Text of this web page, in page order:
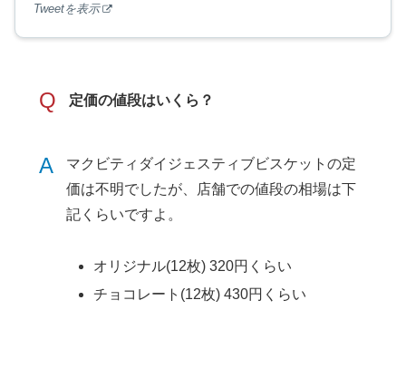
Tweetを表示
Q 定価の値段はいくら？
A
マクビティダイジェスティブビスケットの定
価は不明でしたが、店舗での値段の相場は下
記くらいですよ。
オリジナル(12枚) 320円くらい
チョコレート(12枚) 430円くらい